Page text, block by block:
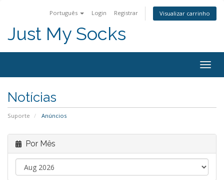
Português Login Registrar Visualizar carrinho
Just My Socks
Notícias
Suporte Anúncios
Por Mês